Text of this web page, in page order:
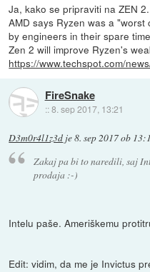
Ja, kako se pripraviti na ZEN 2.
AMD says Ryzen was a
by engineers in their spare time
Zen 2 will improve Ryzen's
https://www.techspot.com/
FireSnake
::8. sep 2017, 13:21
D3m0r4l1z3d je8. sep 2017 ob
Zakaj pa bi to naredili, saj
prodaja :-)
Intelu paše. Ameriškemu
Edit: vidim, da me je Invictus